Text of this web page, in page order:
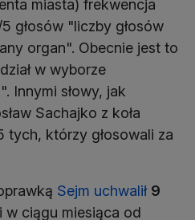
miasta) frekwencja
głosów "liczby głosów
organ". Obecnie jest to
w wyborze
Innymi słowy, jak
Sachajko z koła
tych, którzy głosowali za
Sejm uchwalił 9
w ciągu miesiąca od